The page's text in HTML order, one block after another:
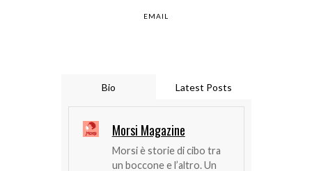
EMAIL
Bio Latest Posts
Morsi Magazine
Morsi è storie di cibo tra
un boccone e l’altro. Un